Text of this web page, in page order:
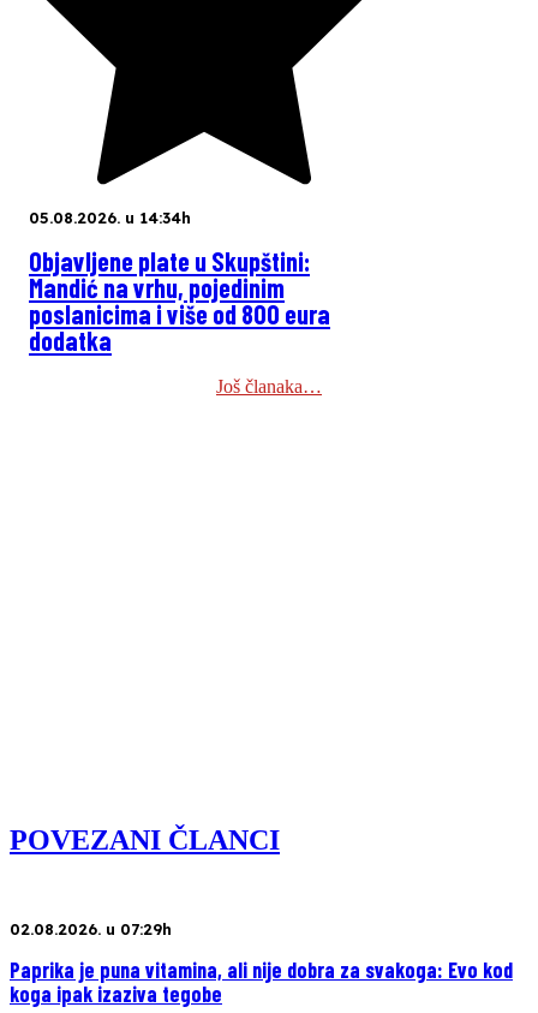
05.08.2026. u 14:34h
Objavljene plate u Skupštini:
Mandić na vrhu, pojedinim
poslanicima i više od 800 eura
dodatka
Još članaka…
POVEZANI ČLANCI
02.08.2026. u 07:29h
Paprika je puna vitamina, ali nije dobra za svakoga: Evo kod
koga ipak izaziva tegobe